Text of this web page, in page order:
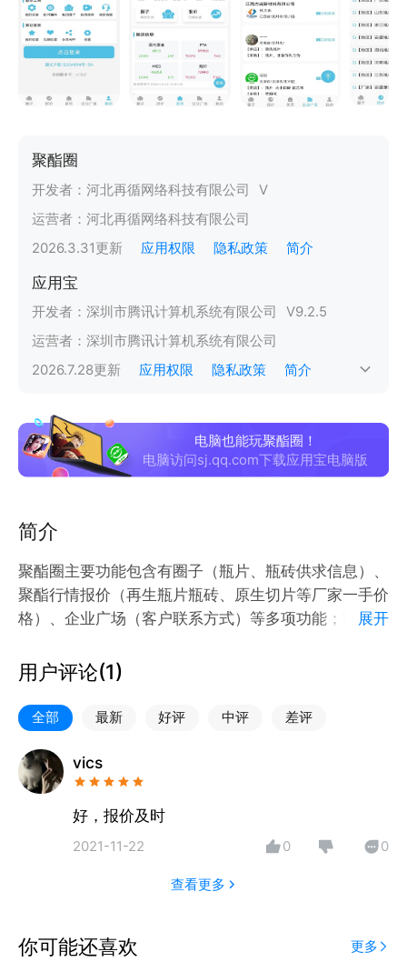
聚酯圈
开发者： 河北再循网络科技有限公司
V
运营者： 河北再循网络科技有限公司
2026.3.31更新 应用权限 隐私政策 简介
应用宝
开发者： 深圳市腾讯计算机系统有限公司 V9.2.5
运营者： 深圳市腾讯计算机系统有限公司
2026.7.28更新 应用权限 隐私政策 简介
电脑也能玩聚酯圈！
电脑访问sj.qq.com下载应用宝电脑版
简介
聚酯圈主要功能包含有圈子（瓶片、瓶砖供求信息）、
聚酯行情报价（再生瓶片瓶砖、原生切片等厂家一手价
格）、企业广场（客户联系方式）等多项功能；海量的
聚酯、PET、矿泉水瓶、瓶片、瓶砖、化纤、切片
展开
用户评论(1)
全部 最新 好评 中评 差评
vics
好，报价及时
2021-11-22 0 0
查看更多
你可能还喜欢 更多